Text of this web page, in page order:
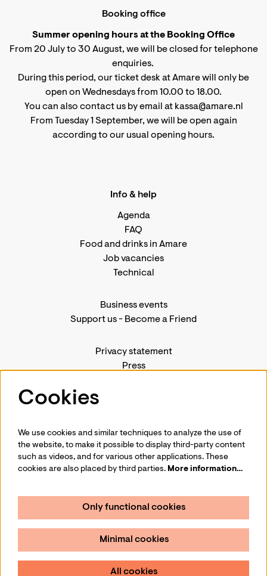
Booking office
Summer opening hours at the Booking Office
From 20 July to 30 August, we will be closed for telephone
enquiries.
During this period, our ticket desk at Amare will only be
open on Wednesdays from 10.00 to 18.00.
You can also contact us by email at kassa@amare.nl
From Tuesday 1 September, we will be open again
according to our usual opening hours.
Info & help
Agenda
FAQ
Food and drinks in Amare
Job vacancies
Technical
Business events
Support us- Become a Friend
Privacy statement
Press
Follow us
Sign up for our newsletter
Sign up
Cookies
We use cookies and similar techniques to analyze the use of
the website, to make it possible to display third-party content
such as videos, and for various other applications. These
cookies are also placed by third parties. More information…
Only functional cookies
Minimal cookies
All cookies